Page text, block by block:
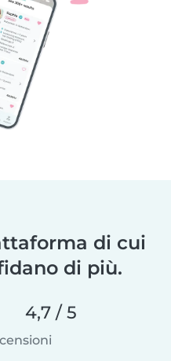
di cui
di più.
4,7 / 5